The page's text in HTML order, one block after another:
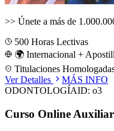
>> Únete a más de
500 Horas Lectivas
🌍 Internacional +
Titulaciones
Ver Detalles
MÁS INFO
ODONTOLOGÍAID: o3
Curso Online